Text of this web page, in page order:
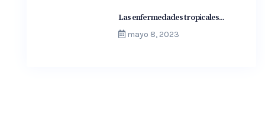
Las enfermedades tropicales...
mayo 8, 2023